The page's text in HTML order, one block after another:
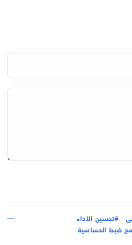
#تحسين الأداء
ضبط الحساسية